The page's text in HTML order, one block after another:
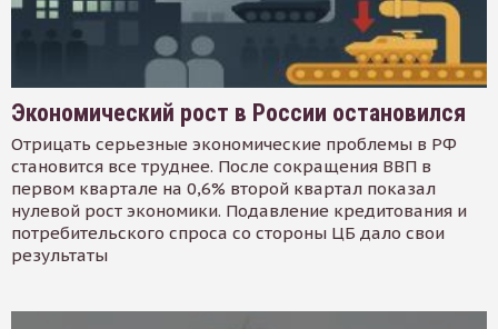
Экономический рост в России остановился
Отрицать серьезные экономические проблемы в РФ
становится все труднее. После сокращения ВВП в
первом квартале на 0,6% второй квартал показал
нулевой рост экономики. Подавление кредитования и
потребительского спроса со стороны ЦБ дало свои
результаты